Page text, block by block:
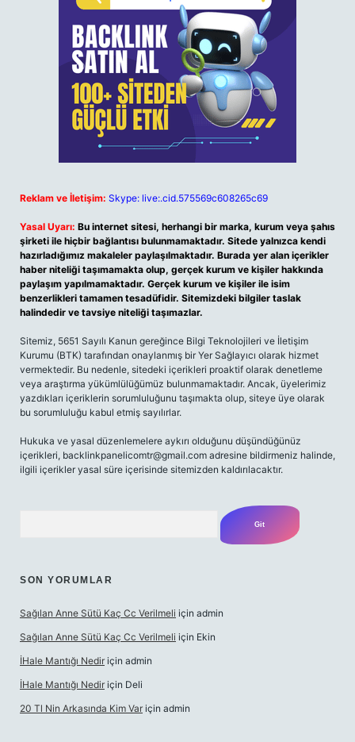
Reklam ve İletişim: Skype: live:.cid.575569c608265c69
Yasal Uyarı: Bu internet sitesi, herhangi bir marka, kurum veya şahıs
şirketi ile hiçbir bağlantısı bulunmamaktadır. Sitede yalnızca kendi
hazırladığımız makaleler paylaşılmaktadır. Burada yer alan içerikler
haber niteliği taşımamakta olup, gerçek kurum ve kişiler hakkında
paylaşım yapılmamaktadır. Gerçek kurum ve kişiler ile isim
benzerlikleri tamamen tesadüfidir. Sitemizdeki bilgiler taslak
halindedir ve tavsiye niteliği taşımazlar.
Sitemiz, 5651 Sayılı Kanun gereğince Bilgi Teknolojileri ve İletişim
Kurumu (BTK) tarafından onaylanmış bir Yer Sağlayıcı olarak hizmet
vermektedir. Bu nedenle, sitedeki içerikleri proaktif olarak denetleme
veya araştırma yükümlülüğümüz bulunmamaktadır. Ancak, üyelerimiz
yazdıkları içeriklerin sorumluluğunu taşımakta olup, siteye üye olarak
bu sorumluluğu kabul etmiş sayılırlar.
Hukuka ve yasal düzenlemelere aykırı olduğunu düşündüğünüz
içerikleri, backlinkpanelicomtr@gmail.com adresine bildirmeniz halinde,
ilgili içerikler yasal süre içerisinde sitemizden kaldırılacaktır.
SON YORUMLAR
Sağılan Anne Sütü Kaç Cc Verilmeli için admin
Sağılan Anne Sütü Kaç Cc Verilmeli için Ekin
İHale Mantığı Nedir için admin
İHale Mantığı Nedir için Deli
20 Tl Nin Arkasında Kim Var için admin